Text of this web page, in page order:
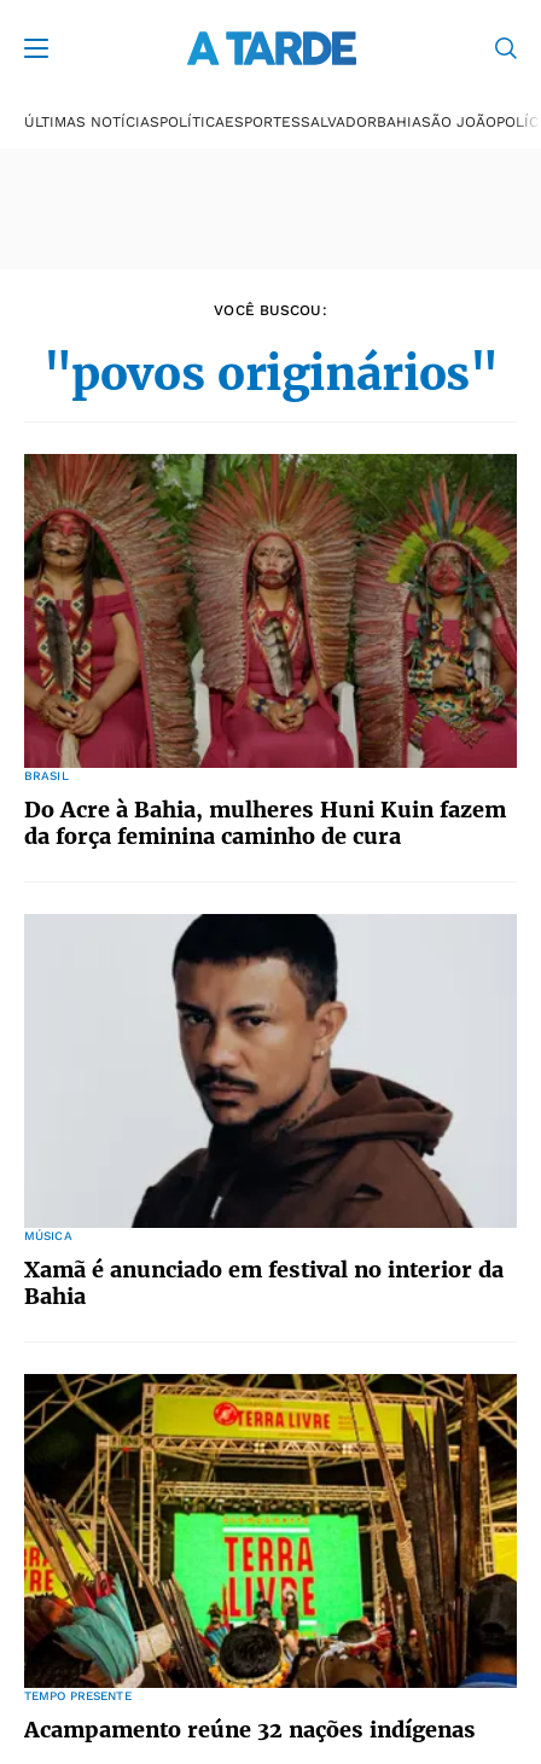
ÚLTIMAS NOTÍCIASPOLÍTICAESPORTESSALVADORBAHIASÃO JOÃO
VOCÊ BUSCOU:
"povos originários"
BRASIL
Do Acre à Bahia, mulheres Huni Kuin fazem
da força feminina caminho de cura
MÚSICA
Xamã é anunciado em festival no interior da
Bahia
TEMPO PRESENTE
Acampamento reúne 32 nações indígenas